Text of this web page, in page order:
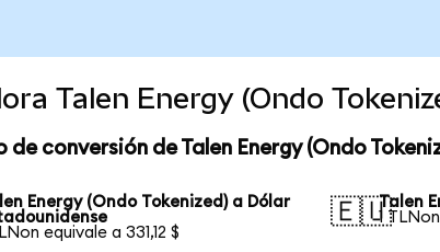
Talen Energy (Ondo
de conversión de Talen Energy (Ondo
Energy (Ondo Tokenized) a Dólar
equivale a 331,12 $
🇪🇺Talen
1